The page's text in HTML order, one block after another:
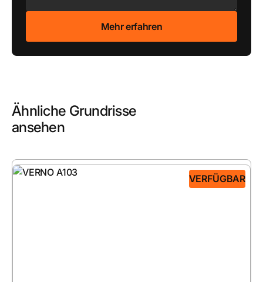
Ähnliche Grundrisse
ansehen
VERFÜGBAR